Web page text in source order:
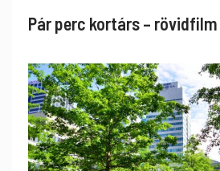
Pár perc kortárs –